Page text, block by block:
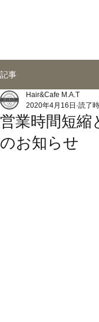
記事
営業時間短縮
のお知らせ
Hair&Cafe M.A.T
2020年4月16日 読了